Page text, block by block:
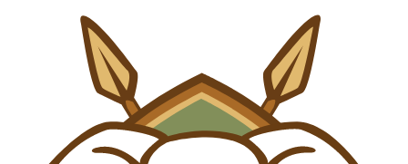
Saltar al contenido principal